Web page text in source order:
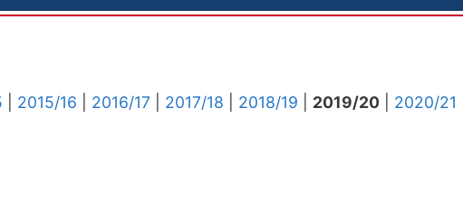
2015/16 2016/17 2017/18 2018/19 2019/20
2020/21